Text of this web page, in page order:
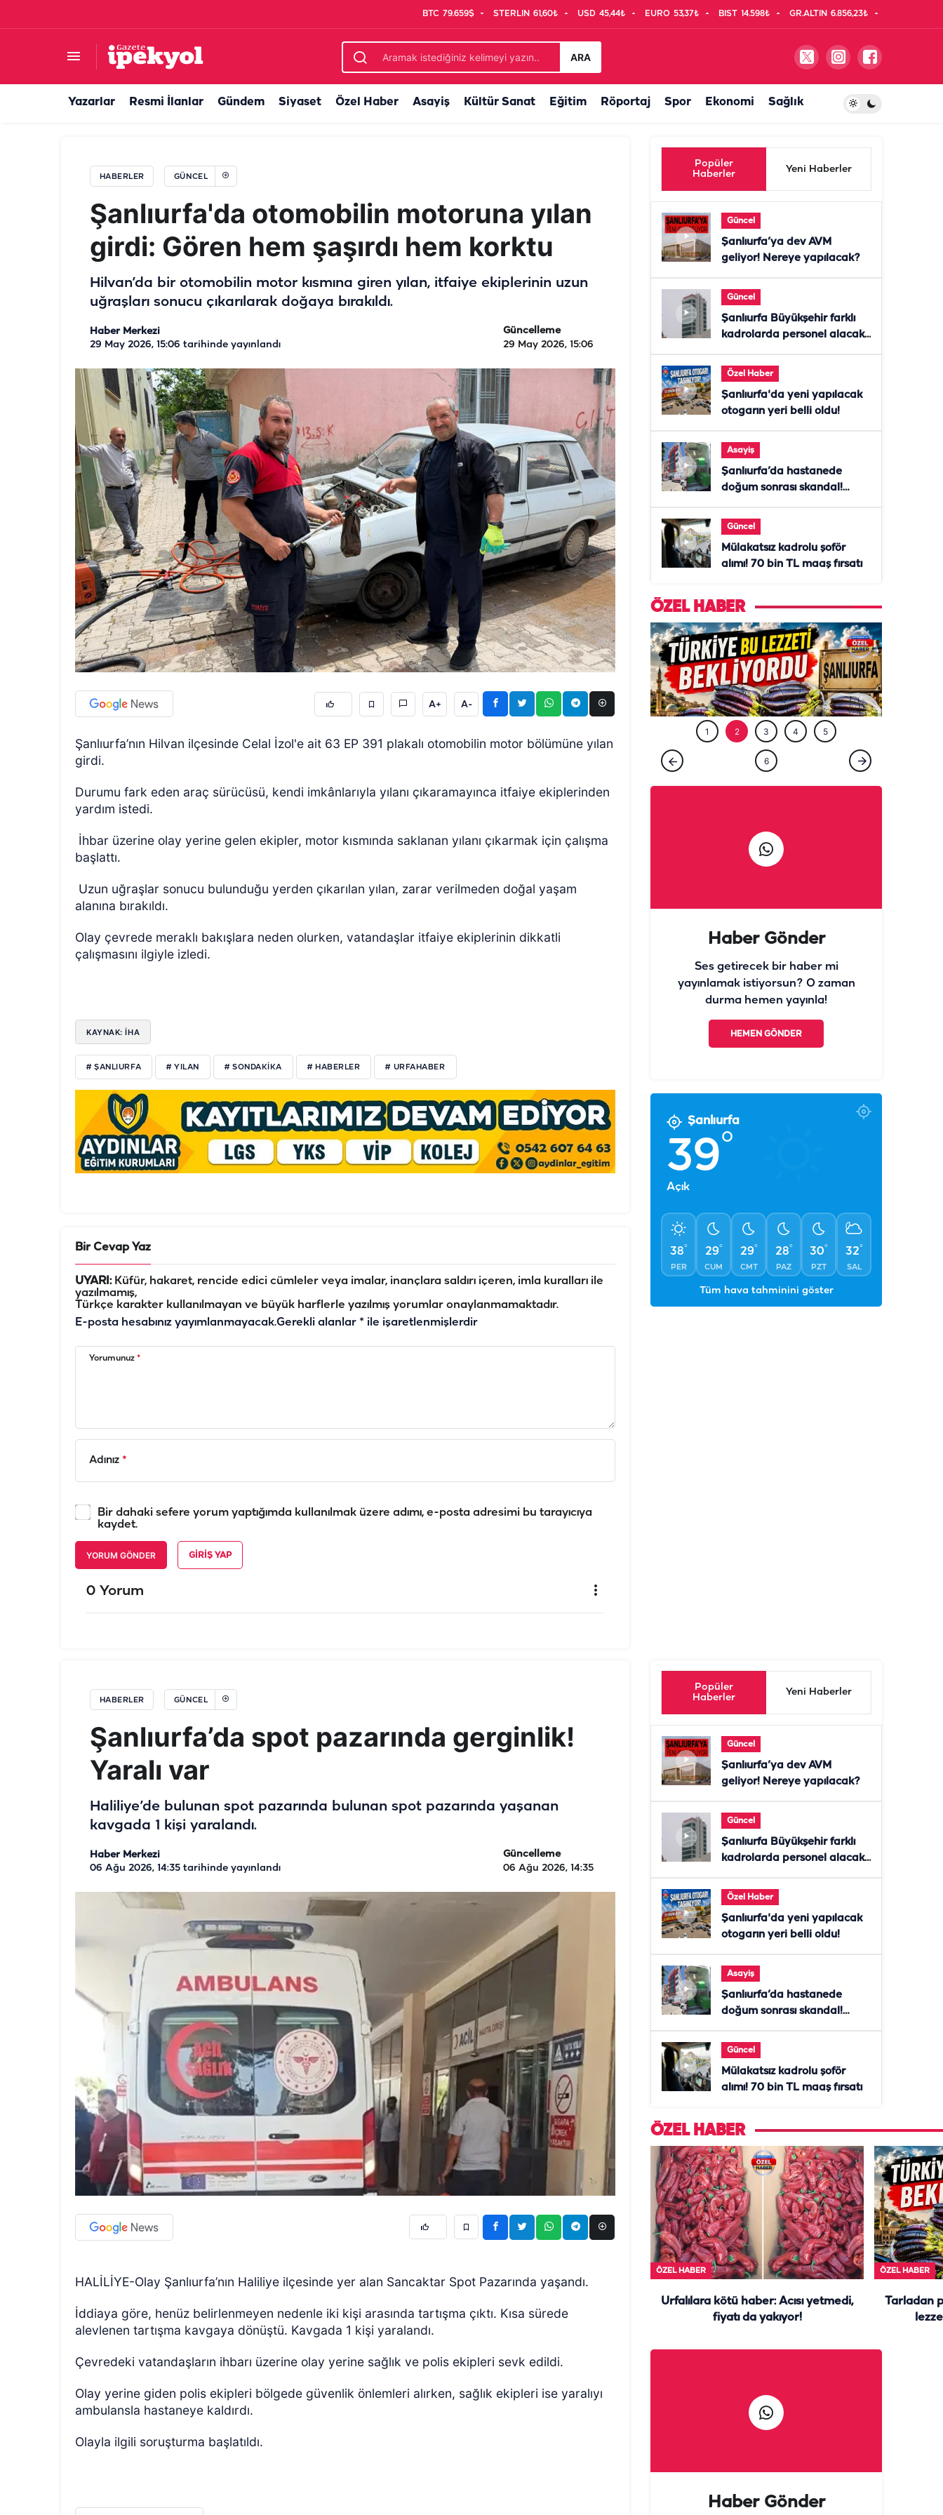
BTC 79.659$ STERLIN 61,60₺ USD 45,44₺ EURO 53,37₺ BIST 14.598₺ GR.ALTIN 6.856,23₺
ARA
Yazarlar Resmi İlanlar Gündem Siyaset Özel Haber Asayiş Kültür Sanat Eğitim Röportaj Spor Ekonomi Sağlık
HABERLER GÜNCEL
Şanlıurfa'da otomobilin motoruna yılan
girdi: Gören hem şaşırdı hem korktu
Hilvan’da bir otomobilin motor kısmına giren yılan, itfaiye ekiplerinin uzun
uğraşları sonucu çıkarılarak doğaya bırakıldı.
Haber Merkezi
29 May 2026, 15:06 tarihinde yayınlandı
Güncelleme
29 May 2026, 15:06
A+ A-
Şanlıurfa’nın Hilvan ilçesinde Celal İzol'e ait 63 EP 391 plakalı otomobilin motor bölümüne yılan
girdi.
Durumu fark eden araç sürücüsü, kendi imkânlarıyla yılanı çıkaramayınca itfaiye ekiplerinden
yardım istedi.
İhbar üzerine olay yerine gelen ekipler, motor kısmında saklanan yılanı çıkarmak için çalışma
başlattı.
Uzun uğraşlar sonucu bulunduğu yerden çıkarılan yılan, zarar verilmeden doğal yaşam
alanına bırakıldı.
Olay çevrede meraklı bakışlara neden olurken, vatandaşlar itfaiye ekiplerinin dikkatli
çalışmasını ilgiyle izledi.
KAYNAK: İHA
# ŞANLIURFA # YILAN # SONDAKIKA # HABERLER # URFAHABER
Bir Cevap Yaz
UYARI:Küfür, hakaret, rencide edici cümleler veya imalar, inançlara saldırı içeren, imla kuralları ile
yazılmamış,
Türkçe karakter kullanılmayan ve büyük harflerle yazılmış yorumlar onaylanmamaktadır.
E-posta hesabınız yayımlanmayacak.Gerekli alanlar * ile işaretlenmişlerdir
Yorumunuz *
Adınız *
Bir dahaki sefere yorum yaptığımda kullanılmak üzere adımı, e-posta adresimi bu tarayıcıya
kaydet.
YORUM GÖNDER GIRIŞ YAP
0 Yorum
Popüler
Haberler
Yeni Haberler
Güncel
Şanlıurfa’ya dev AVM
geliyor! Nereye yapılacak?
Güncel
Şanlıurfa Büyükşehir farklı
kadrolarda personel alacak!
Özel Haber
Şanlıurfa'da yeni yapılacak
otogarın yeri belli oldu!
Asayiş
Şanlıurfa’da hastanede
doğum sonrası skandal!
Güncel
Mülakatsız kadrolu şoför
alımı! 70 bin TL maaş fırsatı
ÖZEL HABER
ÖZEL HABER
Tarladan patlıcan kebabına uzanan lezzet
1 2 3 4 5
6
Haber Gönder
Ses getirecek bir haber mi
yayınlamak istiyorsun? O zaman
durma hemen yayınla!
HEMEN GÖNDER
Şanlıurfa
39°
Açık
38°
PER
29°
CUM
29°
CMT
28°
PAZ
30°
PZT
32°
SAL
Tüm hava tahminini göster
HABERLER GÜNCEL
Şanlıurfa’da spot pazarında gerginlik!
Yaralı var
Haliliye’de bulunan spot pazarında bulunan spot pazarında yaşanan
kavgada 1 kişi yaralandı.
Haber Merkezi
06 Ağu 2026, 14:35 tarihinde yayınlandı
Güncelleme
06 Ağu 2026, 14:35
HALİLİYE-Olay Şanlıurfa’nın Haliliye ilçesinde yer alan Sancaktar Spot Pazarında yaşandı.
İddiaya göre, henüz belirlenmeyen nedenle iki kişi arasında tartışma çıktı. Kısa sürede
alevlenen tartışma kavgaya dönüştü. Kavgada 1 kişi yaralandı.
Çevredeki vatandaşların ihbarı üzerine olay yerine sağlık ve polis ekipleri sevk edildi.
Olay yerine giden polis ekipleri bölgede güvenlik önlemleri alırken, sağlık ekipleri ise yaralıyı
ambulansla hastaneye kaldırdı.
Olayla ilgili soruşturma başlatıldı.
Popüler
Haberler
Yeni Haberler
Güncel
Şanlıurfa’ya dev AVM
geliyor! Nereye yapılacak?
Güncel
Şanlıurfa Büyükşehir farklı
kadrolarda personel alacak!
Özel Haber
Şanlıurfa'da yeni yapılacak
otogarın yeri belli oldu!
Asayiş
Şanlıurfa’da hastanede
doğum sonrası skandal!
Güncel
Mülakatsız kadrolu şoför
alımı! 70 bin TL maaş fırsatı
ÖZEL HABER
ÖZEL HABER
Urfalılara kötü haber: Acısı yetmedi,
fiyatı da yakıyor!
ÖZEL HABER
Tarladan
Haber Gönder